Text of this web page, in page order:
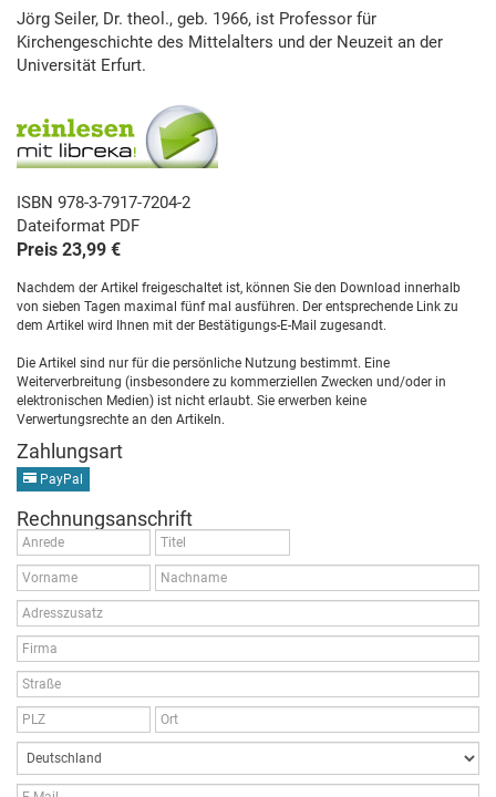
Jörg Seiler, Dr. theol., geb. 1966, ist Professor für
Kirchengeschichte des Mittelalters und der Neuzeit an der
Universität Erfurt.
ISBN 978-3-7917-7204-2
Dateiformat PDF
Preis 23,99 €
Nachdem der Artikel freigeschaltet ist, können Sie den Download innerhalb
von sieben Tagen maximal fünf mal ausführen. Der entsprechende Link zu
dem Artikel wird Ihnen mit der Bestätigungs-E-Mail zugesandt.
Die Artikel sind nur für die persönliche Nutzung bestimmt. Eine
Weiterverbreitung (insbesondere zu kommerziellen Zwecken und/oder in
elektronischen Medien) ist nicht erlaubt. Sie erwerben keine
Verwertungsrechte an den Artikeln.
Zahlungsart
PayPal
Rechnungsanschrift